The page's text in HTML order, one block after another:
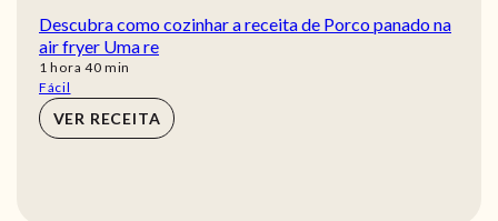
Descubra como cozinhar a receita de Porco panado na
air fryer Uma re
1 hora
hora 40min
min
Fácil
VER RECEITA